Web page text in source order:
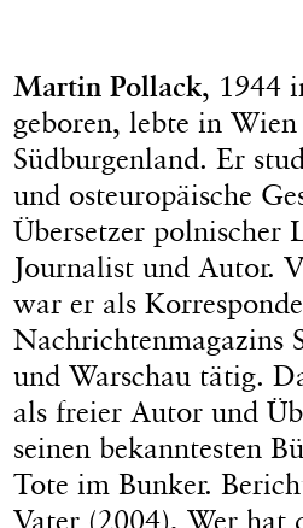
Martin Pollack, 1944
geboren, lebte in
Südburgenland. Er
und osteuropäische
Übersetzer polnischer
Journalist und Autor.
war er als
Nachrichtenmagazins
und Warschau tätig.
als freier Autor und
seinen bekanntesten
Tote im Bunker.
Vater (2004), Wer hat